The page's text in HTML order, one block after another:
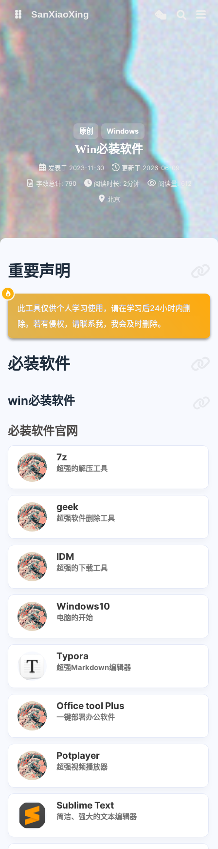
SanXiaoXing
原创 Windows
Win必装软件
发表于 2023-11-30 更新于 2026-06-09
字数总计: 790 阅读时长: 2分钟 阅读量:
612
北京
重要声明
此工具仅供个人学习使用，请在学习后24小时内删
除。若有侵权，请联系我，我会及时删除。
必装软件
win必装软件
必装软件官网
7z
超强的解压工具
geek
超强软件删除工具
IDM
超强的下载工具
Windows10
电脑的开始
Typora
超强Markdown编辑器
Office tool Plus
一键部署办公软件
Potplayer
超强视频播放器
Sublime Text
简洁、强大的文本编辑器